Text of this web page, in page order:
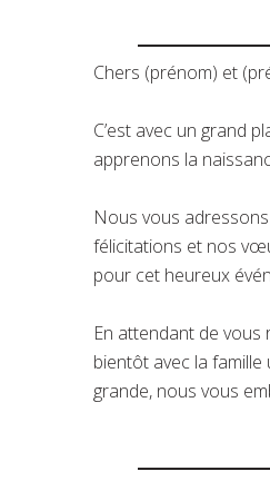
Chers (prénom) et
C’est avec un grand
apprenons la
Nous vous
félicitations et nos
pour cet heureux
En attendant de vous
bientôt avec la famille
grande, nous vous